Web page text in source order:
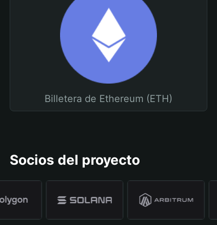
Billetera de Ethereum (ETH)
Socios del proyecto